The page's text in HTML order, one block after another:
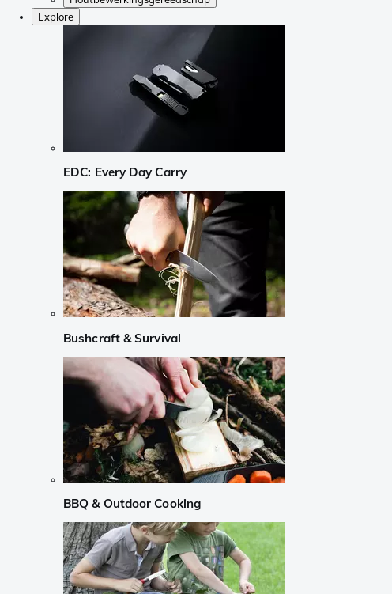
Explore
EDC: Every Day Carry
Bushcraft & Survival
BBQ & Outdoor Cooking